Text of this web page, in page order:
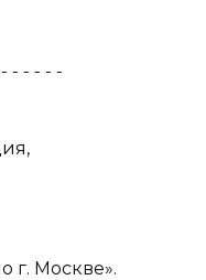
г. Москве».